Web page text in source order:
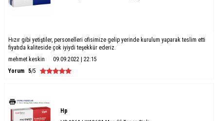
Hızır gibi yetiştiler, personelleri ofisimize gelip yerinde kurulum yaparak teslim etti
fiyatıda kaliteside çok iyiydi teşekkür ederiz.
mehmet keskin
09.09.2022 | 22:15
Yorum 5/5
Hp